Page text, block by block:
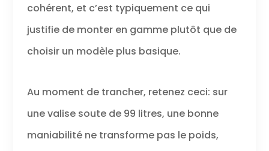
cohérent, et c’est typiquement ce qui
justifie de monter en gamme plutôt que de
choisir un modèle plus basique.
Au moment de trancher, retenez ceci: sur
une valise soute de 99 litres, une bonne
maniabilité ne transforme pas le poids,